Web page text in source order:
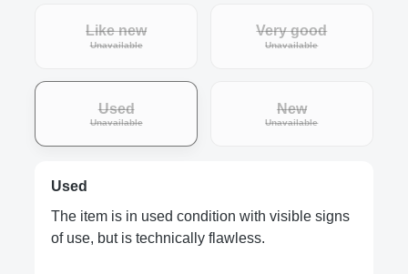
Like new
Unavailable(This option is currently unavailable.)
Very good
Unavailable(This option is
Used
Unavailable(This option is currently unavailable.)
New
Unavailable(This option is
Used
The item is in used condition with visible signs
of use, but is technically flawless.